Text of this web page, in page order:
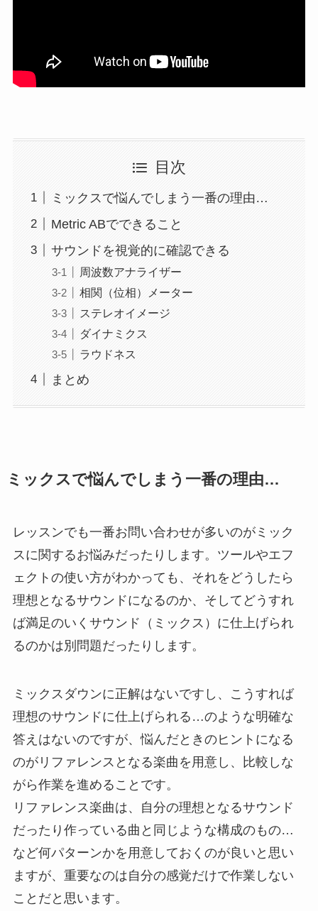
目次
ミックスで悩んでしまう一番の理由…
Metric ABでできること
サウンドを視覚的に確認できる
周波数アナライザー
相関（位相）メーター
ステレオイメージ
ダイナミクス
ラウドネス
まとめ
ミックスで悩んでしまう一番の理由…
レッスンでも一番お問い合わせが多いのがミック
スに関するお悩みだったりします。ツールやエフ
ェクトの使い方がわかっても、それをどうしたら
理想となるサウンドになるのか、そしてどうすれ
ば満足のいくサウンド（ミックス）に仕上げられ
るのかは別問題だったりします。
ミックスダウンに正解はないですし、こうすれば
理想のサウンドに仕上げられる…のような明確な
答えはないのですが、悩んだときのヒントになる
のがリファレンスとなる楽曲を用意し、比較しな
がら作業を進めることです。
リファレンス楽曲は、自分の理想となるサウンド
だったり作っている曲と同じような構成のもの…
など何パターンかを用意しておくのが良いと思い
ますが、重要なのは自分の感覚だけで作業しない
ことだと思います。